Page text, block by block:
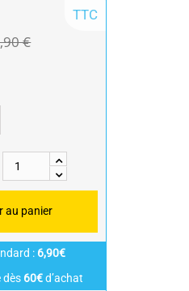
€
TTC
au panier
: 6,90€
dès 60€d’achat